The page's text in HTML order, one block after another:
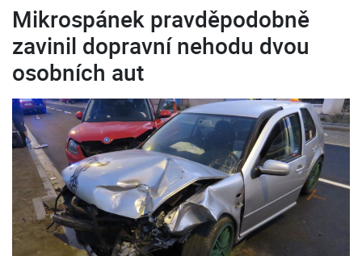
Mikrospánek pravděpodobně
zavinil dopravní nehodu dvou
osobních aut